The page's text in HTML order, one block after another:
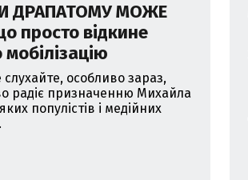
ДРАПАТОМУ МОЖЕ
просто відкине
особливо зараз,
радіє призначенню Михайла
популістів і медійних